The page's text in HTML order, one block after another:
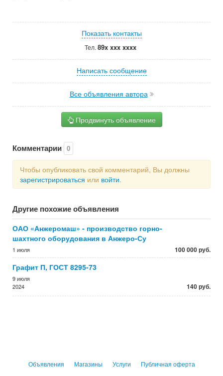
Показать контакты
Тел. 89x xxx xxxx
Написать сообщение
Все объявления автора
Продвинуть объявление
Комментарии 0
Чтобы опубликовать свой комментарий, Вы должны
зарегистрироваться или войти.
Другие похожие объявления
ОАО «Анжеромаш» - производство горно-
шахтного оборудования в Анжеро-Су
1 июля 100 000 руб.
Графит П, ГОСТ 8295-73
9 июля
2024
140 руб.
Объявления Магазины Услуги Публичная оферта